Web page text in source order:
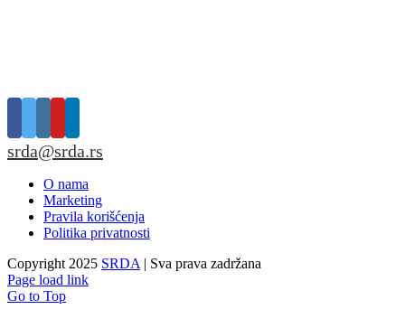
srda@srda.rs
O nama
Marketing
Pravila korišćenja
Politika privatnosti
Copyright 2025 SRDA | Sva prava zadržana
Page load link
Go to Top